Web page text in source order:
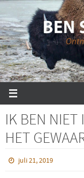
naar
de
inhoud
IK BEN NIET
HET
juli 21, 2019